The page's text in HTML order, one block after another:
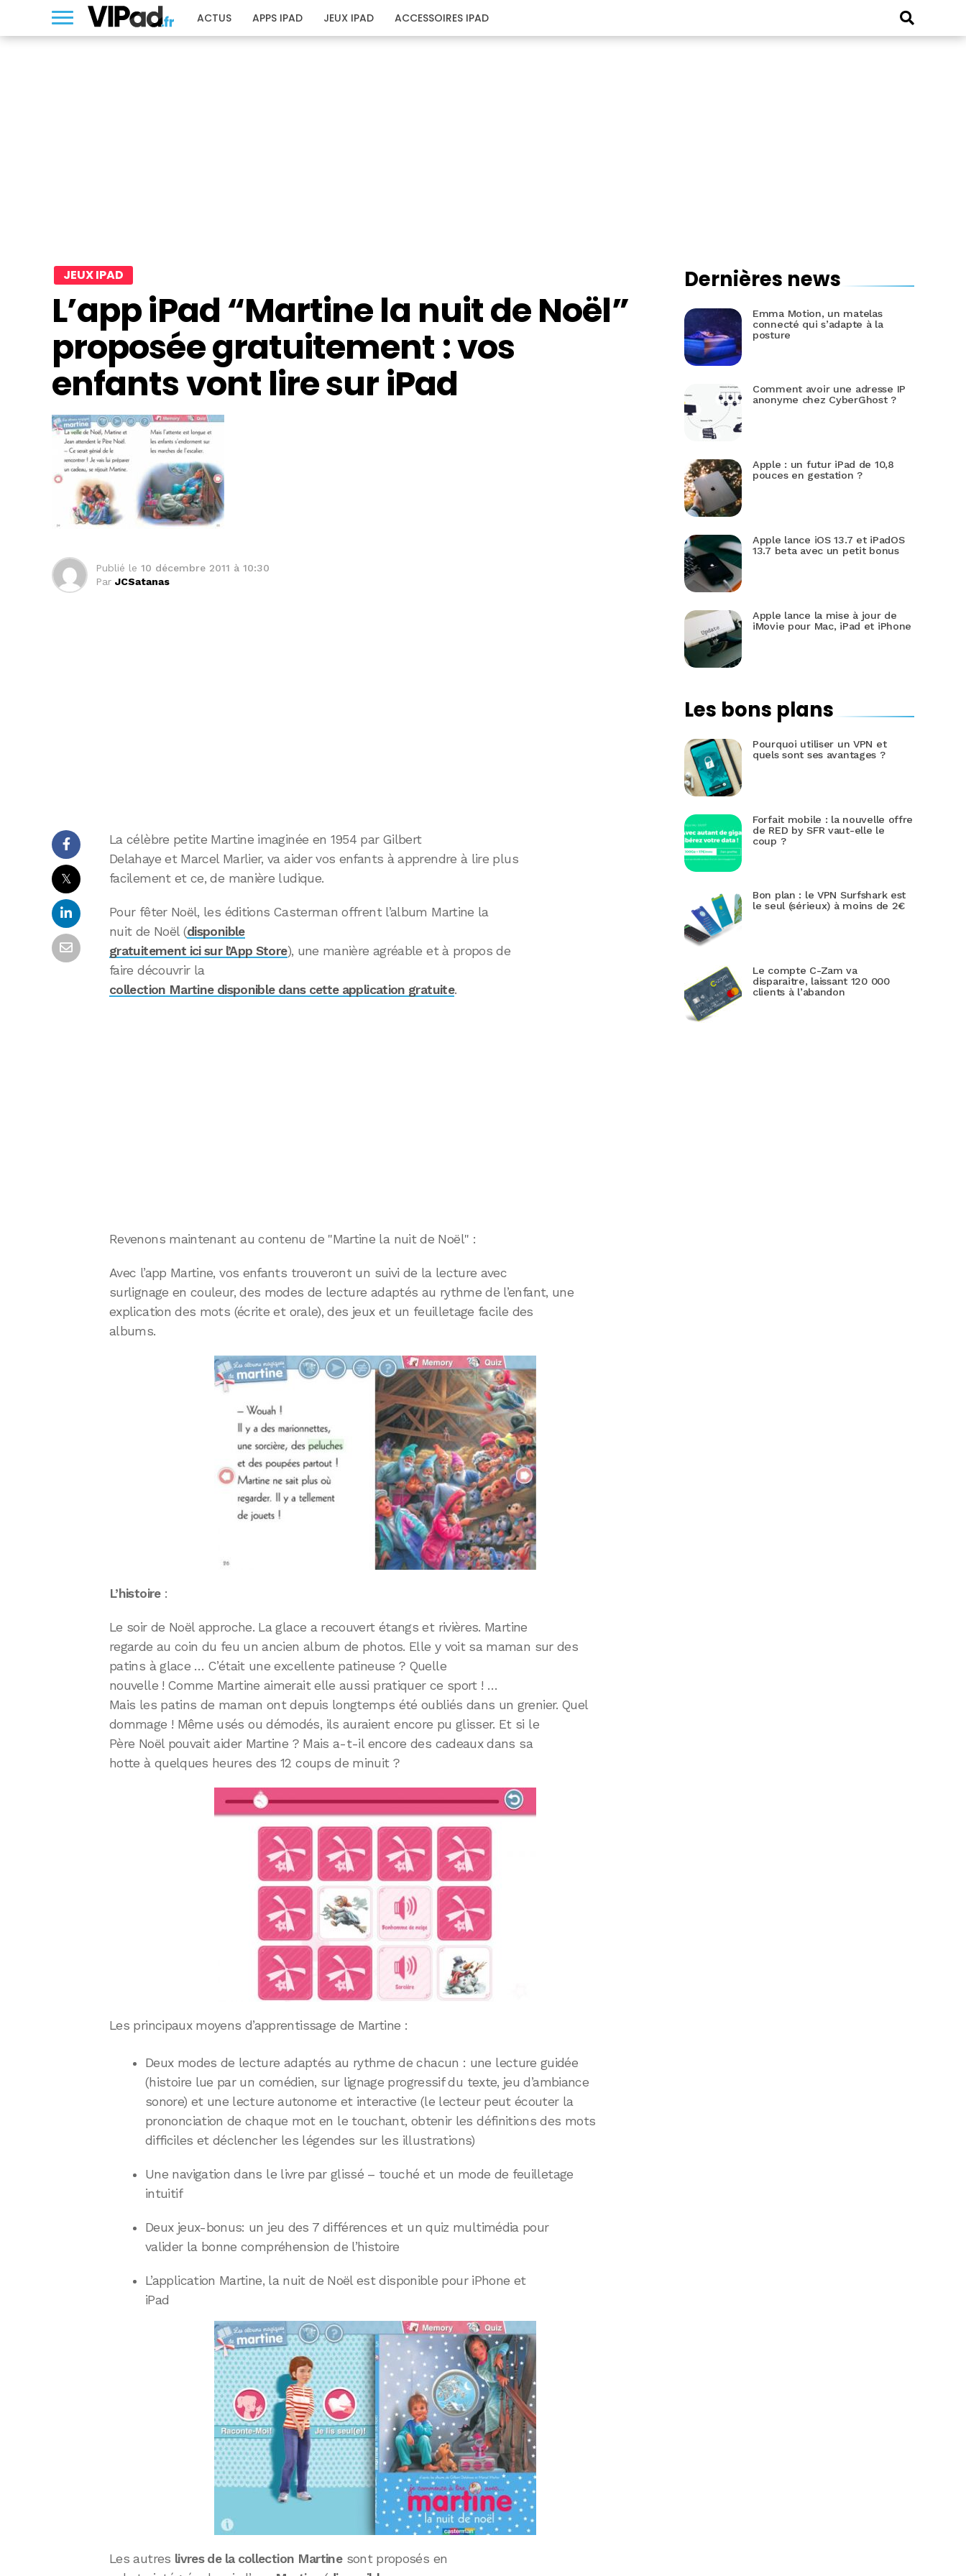
ACTUS APPS IPAD JEUX IPAD ACCESSOIRES IPAD
JEUX IPAD
L’app iPad “Martine la nuit de Noël”
proposée gratuitement : vos
enfants vont lire sur iPad
Publié le 10 décembre 2011 à 10:30
Par JCSatanas
𝕏
La célèbre petite Martine imaginée en 1954 par Gilbert
Delahaye et Marcel Marlier, va aider vos enfants à apprendre à lire plus
facilement et ce, de manière ludique.
Pour fêter Noël, les éditions Casterman offrent l’album Martine la
nuit de Noël (disponible
gratuitement ici sur l’App Store), une manière agréable et à propos de
faire découvrir la
collection Martine disponible dans cette application gratuite.
Revenons maintenant au contenu de "Martine la nuit de Noël" :
Avec l’app Martine, vos enfants trouveront un suivi de la lecture avec
surlignage en couleur, des modes de lecture adaptés au rythme de l’enfant, une
explication des mots (écrite et orale), des jeux et un feuilletage facile des
albums.
L’histoire:
Le soir de Noël approche. La glace a recouvert étangs et rivières. Martine
regarde au coin du feu un ancien album de photos. Elle y voit sa maman sur des
patins à glace … C’était une excellente patineuse ? Quelle
nouvelle ! Comme Martine aimerait elle aussi pratiquer ce sport ! …
Mais les patins de maman ont depuis longtemps été oubliés dans un grenier. Quel
dommage ! Même usés ou démodés, ils auraient encore pu glisser. Et si le
Père Noël pouvait aider Martine ? Mais a-t-il encore des cadeaux dans sa
hotte à quelques heures des 12 coups de minuit ?
Les principaux moyens d’apprentissage de Martine :
Deux modes de lecture adaptés au rythme de chacun : une lecture guidée
(histoire lue par un comédien, sur lignage progressif du texte, jeu d’ambiance
sonore) et une lecture autonome et interactive (le lecteur peut écouter la
prononciation de chaque mot en le touchant, obtenir les définitions des mots
difficiles et déclencher les légendes sur les illustrations)
Une navigation dans le livre par glissé – touché et un mode de feuilletage
intuitif
Deux jeux-bonus: un jeu des 7 différences et un quiz multimédia pour
valider la bonne compréhension de l’histoire
L’application Martine, la nuit de Noël est disponible pour iPhone et
iPad
Les autres livres de la collection Martinesont proposés en
Dernières news
Emma Motion, un matelas
connecté qui s’adapte à la
posture
Comment avoir une adresse IP
anonyme chez CyberGhost ?
Apple : un futur iPad de 10,8
pouces en gestation ?
Apple lance iOS 13.7 et iPadOS
13.7 beta avec un petit bonus
Apple lance la mise à jour de
iMovie pour Mac, iPad et iPhone
Les bons plans
Pourquoi utiliser un VPN et
quels sont ses avantages ?
Forfait mobile : la nouvelle offre
de RED by SFR vaut-elle le
coup ?
Bon plan : le VPN Surfshark est
le seul (sérieux) à moins de 2€
Le compte C-Zam va
disparaitre, laissant 120 000
clients à l’abandon